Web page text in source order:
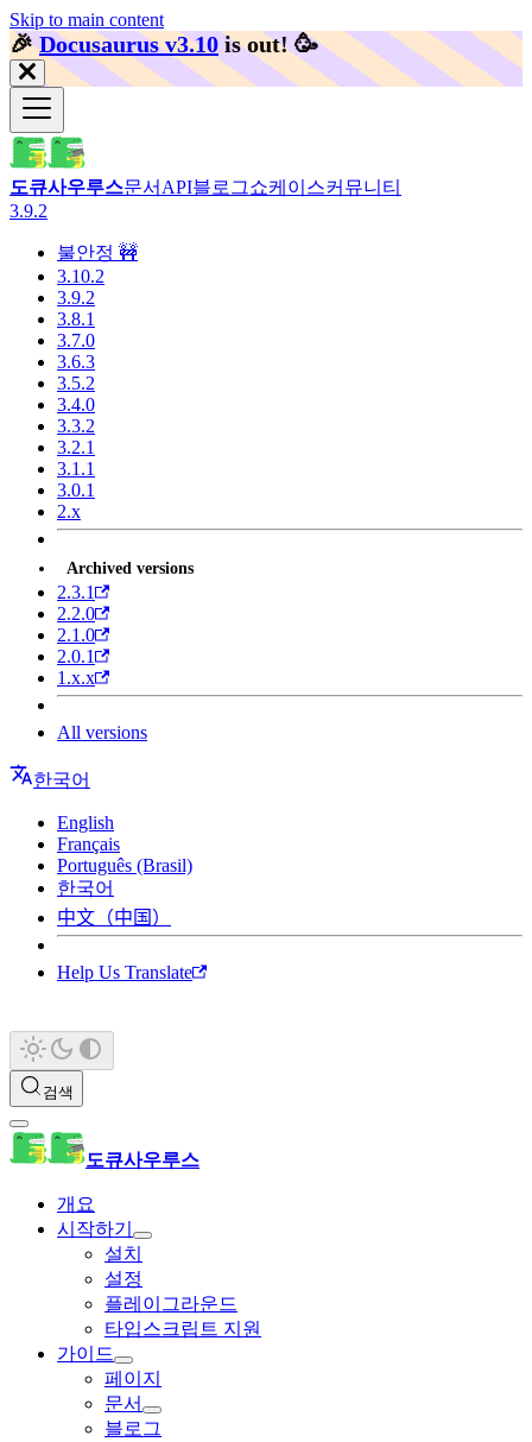
Skip to main content
🎉️Docusaurus v3.10 is out! 🥳️
도큐사우루스문서 API블로그쇼케이스커뮤니티
3.9.2
불안정 🚧
3.10.2
3.9.2
3.8.1
3.7.0
3.6.3
3.5.2
3.4.0
3.3.2
3.2.1
3.1.1
3.0.1
2.x
Archived versions
2.3.1
2.2.0
2.1.0
2.0.1
1.x.x
All versions
한국어
English
Français
Português (Brasil)
한국어
中文（中国）
Help Us Translate
검색
도큐사우루스
개요
시작하기
설치
설정
플레이그라운드
타입스크립트 지원
가이드
페이지
문서
블로그